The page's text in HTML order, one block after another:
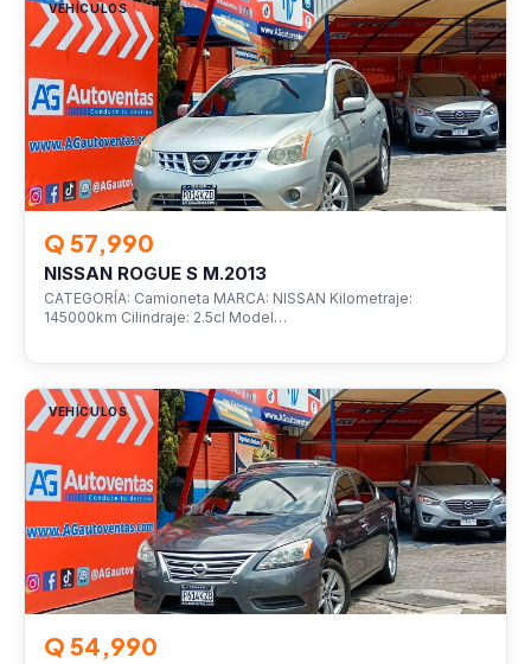
VEHÍCULOS
Q 57,990
NISSAN ROGUE S M.2013
CATEGORÍA: Camioneta MARCA: NISSAN Kilometraje:
145000km Cilindraje: 2.5cl Model…
VEHÍCULOS
Q 54,990